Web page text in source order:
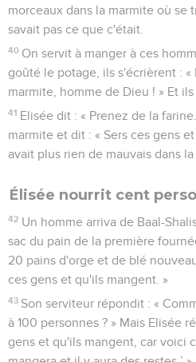
morceaux dans la marmite où se
savait pas ce que c'était.
40 On servit à manger à ces
goûté le potage, ils s'écrièrent : «
marmite, homme de Dieu ! » Et
41 Elisée dit : « Prenez de la
marmite et dit : « Sers ces gens
avait plus rien de mauvais dans la
Élisée nourrit cent
42 Un homme arriva de Baal-
sac du pain de la première
20 pains d'orge et de blé
ces gens et qu'ils mangent. »
43 Son serviteur répondit : «
à 100 personnes ? » Mais Elisée
gens et qu'ils mangent, car voici